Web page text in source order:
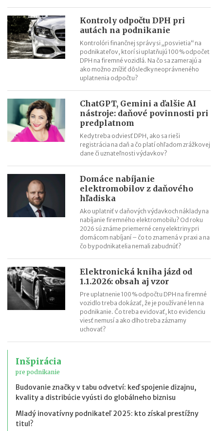
13. a 14. plat - zmeny od roku 2021
Hrubá a čistá minimálna mzda v roku 2021 (daň a odvody)
Aké je účtovné a zdaňovacie obdobie firmy v likvidácii?
Kontroly odpočtu DPH pri
autách na podnikanie
Kontrolóri finančnej správy si „posvietia“ na
podnikateľov, ktorí si uplatňujú 100 % odpočet
DPH na firemné vozidlá. Na čo sa zamerajú a
ako možno znížiť dôsledky neoprávneného
uplatnenia odpočtu?
ChatGPT, Gemini a ďalšie AI
nástroje: daňové povinnosti pri
predplatnom
Kedy treba odviesť DPH, ako sa rieši
registrácia na daň a čo platí ohľadom zrážkovej
dane či uznateľnosti výdavkov?
Domáce nabíjanie
elektromobilov z daňového
hľadiska
Ako uplatniť v daňových výdavkoch náklady na
nabíjanie firemného elektromobilu? Od roku
2026 sú známe priemerné ceny elektriny pri
domácom nabíjaní – čo to znamená v praxi a na
čo by podnikatelia nemali zabudnúť?
Elektronická kniha jázd od
1.1.2026: obsah aj vzor
Pre uplatnenie 100 % odpočtu DPH na firemné
vozidlo treba dokázať, že je používané len na
podnikanie. Čo treba evidovať, kto evidenciu
viesť nemusí a ako dlho treba záznamy
uchovať?
Inšpirácia
pre podnikanie
Budovanie značky v tabu odvetví: keď spojenie dizajnu,
kvality a distribúcie vyústi do globálneho biznisu
Mladý inovatívny podnikateľ 2025: kto získal prestížny
titul?